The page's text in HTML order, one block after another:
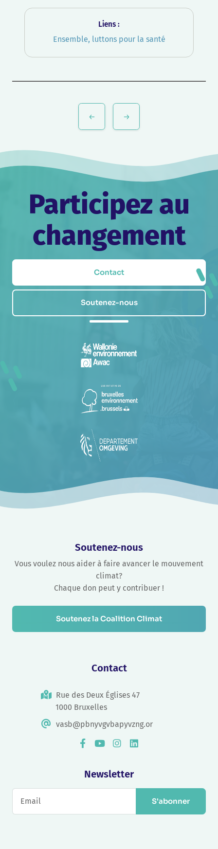
Liens :
Ensemble, luttons pour la santé
Participez au
changement
Contact
Soutenez-nous
Soutenez-nous
Vous voulez nous aider à faire avancer le mouvement
climat?
Chaque don peut y contribuer !
Soutenez la Coalition Climat
Contact
Rue des Deux Églises 47
1000 Bruxelles
vasb@pbnyvgvbapyvzng.or
Newsletter
S'abonner